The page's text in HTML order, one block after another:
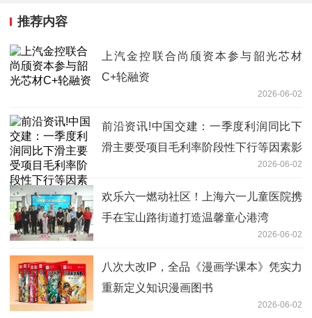
推荐内容
上汽金控联合尚颀资本参与韶光芯材
C+轮融资
2026-06-02
前沿资讯!中国交建：一季度利润同比下
滑主要受项目毛利率阶段性下行等因素影
2026-06-02
欢乐六一燃动社区！上海六一儿童医院携
手在宝山路街道打造温馨童心港湾
2026-06-02
八次大改IP，全品《漫画学课本》凭实力
重新定义知识漫画图书
2026-06-02